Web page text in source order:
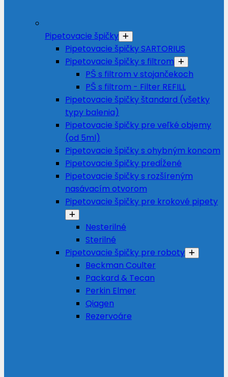
Pipetovacie špičky
Pipetovacie špičky SARTORIUS
Pipetovacie špičky s filtrom
PŠ s filtrom v stojančekoch
PŠ s filtrom - Filter REFILL
Pipetovacie špičky štandard (všetky
typy balenia)
Pipetovacie špičky pre veľké objemy
(od 5ml)
Pipetovacie špičky s ohybným koncom
Pipetovacie špičky predĺžené
Pipetovacie špičky s rozšíreným
nasávacím otvorom
Pipetovacie špičky pre krokové pipety
Nesterilné
Sterilné
Pipetovacie špičky pre roboty
Beckman Coulter
Packard & Tecan
Perkin Elmer
Qiagen
Rezervoáre